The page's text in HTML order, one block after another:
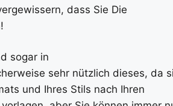
dass Sie Die
sogar in
sehr nützlich dieses, da
und Ihres Stils nach Ihren